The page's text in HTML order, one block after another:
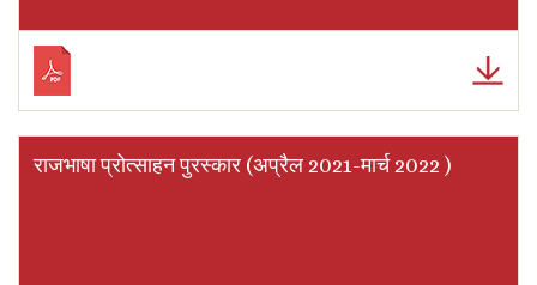
राजभाषा प्रोत्साहन पुरस्कार (अप्रैल 2021-मार्च 2022 )